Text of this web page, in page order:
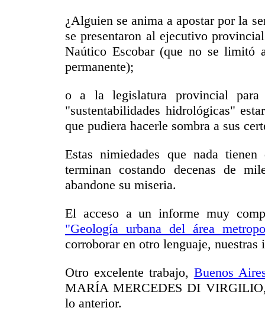
¿Alguien se anima a apostar por la
se presentaron al ejecutivo
Naútico Escobar (que no se limitó
permanente);
o a la legislatura provincial
"sustentabilidades hidrológicas"
que pudiera hacerle sombra a sus
Estas nimiedades que nada
terminan costando decenas de
abandone su miseria.
El acceso a un informe muy
"Geología urbana del área
corroborar en otro lenguaje, nuestras
Otro excelente trabajo, Buenos
MARÍA MERCEDES DI
lo anterior.